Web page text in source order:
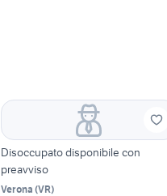
Disoccupato disponibile con
preavviso
Verona (VR)